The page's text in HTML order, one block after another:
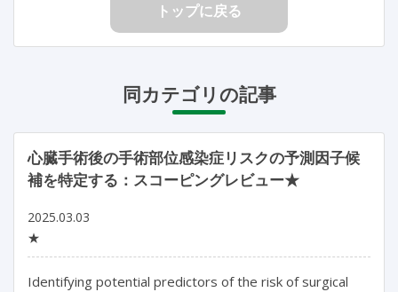
トップに戻る
同カテゴリの記事
心臓手術後の手術部位感染症リスクの予測因子候
補を特定する：スコーピングレビュー★
2025.03.03
★
Identifying potential predictors of the risk of surgical